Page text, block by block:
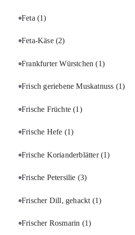
Feta (1)
Feta-Käse (2)
Frankfurter Würstchen(1)
Frisch geriebene Muskatnuss (1)
Frische Früchte(1)
Frische Hefe (1)
Frische Korianderblätter(1)
Frische Petersilie (3)
Frischer Dill, gehackt (1)
Frischer Rosmarin (1)